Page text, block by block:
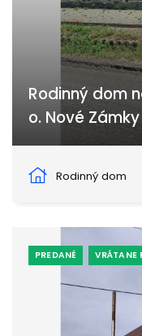
Rodinný dom
o. Nové
Rodinný dom
PREDANÉ VRÁTANE